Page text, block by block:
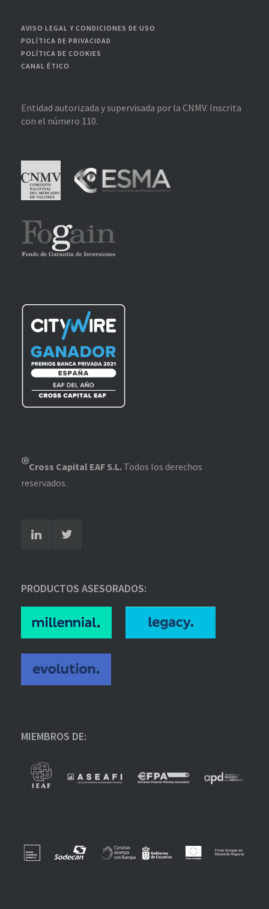
AVISO LEGAL Y CONDICIONES DE USO
POLÍTICA DE PRIVACIDAD
POLÍTICA DE COOKIES
CANAL ÉTICO
Entidad autorizada y supervisada por la CNMV. Inscrita
con el número 110.
®Cross Capital EAF S.L. Todos los derechos
reservados.
PRODUCTOS ASESORADOS:
MIEMBROS DE: